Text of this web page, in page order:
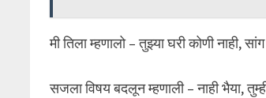
मी तिला म्हणालो – तुझ्या घरी कोणी नाही,
सजला विषय बदलून म्हणाली – नाही भैया,